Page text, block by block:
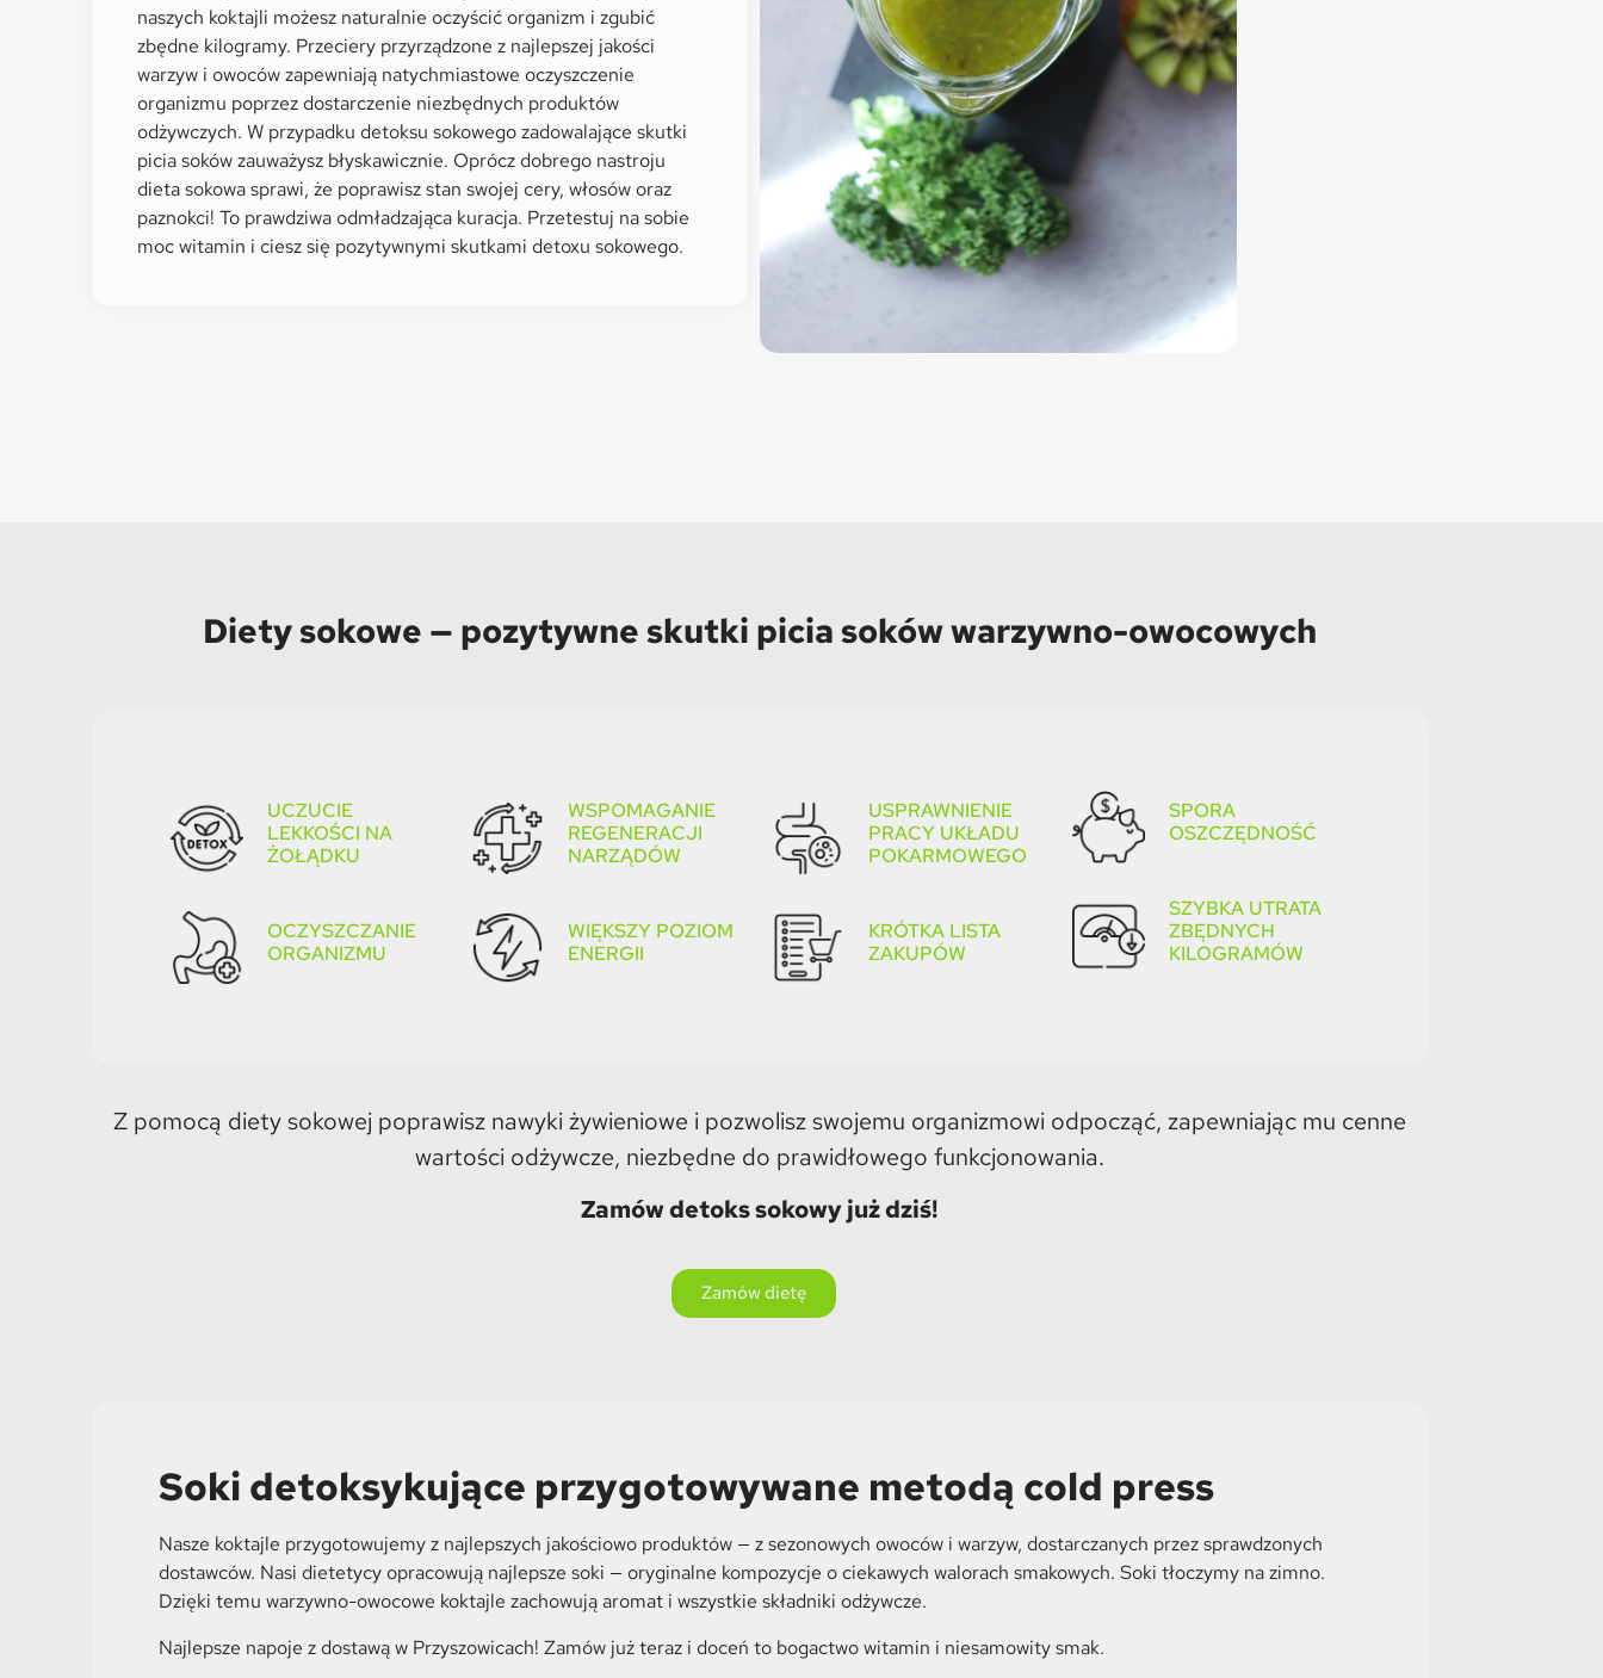
naszych koktajli możesz naturalnie oczyścić organizm i zgubić
zbędne kilogramy. Przeciery przyrządzone z najlepszej jakości
warzyw i owoców zapewniają natychmiastowe oczyszczenie
organizmu poprzez dostarczenie niezbędnych produktów
odżywczych. W przypadku detoksu sokowego zadowalające skutki
picia soków zauważysz błyskawicznie. Oprócz dobrego nastroju
dieta sokowa sprawi, że poprawisz stan swojej cery, włosów oraz
paznokci! To prawdziwa odmładzająca kuracja. Przetestuj na sobie
moc witamin i ciesz się pozytywnymi skutkami detoxu sokowego.
Diety sokowe — pozytywne skutki picia soków warzywno-owocowych
UCZUCIE
LEKKOŚCI NA
ŻOŁĄDKU
OCZYSZCZANIE
ORGANIZMU​
WSPOMAGANIE
REGENERACJI
NARZĄDÓW
WIĘKSZY POZIOM
ENERGII
USPRAWNIENIE
PRACY UKŁADU
POKARMOWEGO
KRÓTKA LISTA
ZAKUPÓW
SPORA
OSZCZĘDNOŚĆ
SZYBKA UTRATA
ZBĘDNYCH
KILOGRAMÓW
Z pomocą diety sokowej poprawisz nawyki żywieniowe i pozwolisz swojemu organizmowi odpocząć, zapewniając mu cenne
wartości odżywcze, niezbędne do prawidłowego funkcjonowania.
Zamów detoks sokowy już dziś!
Zamów dietę
Soki detoksykujące przygotowywane metodą cold press
Nasze koktajle przygotowujemy z najlepszych jakościowo produktów — z sezonowych owoców i warzyw, dostarczanych przez sprawdzonych
dostawców. Nasi dietetycy opracowują najlepsze soki — oryginalne kompozycje o ciekawych walorach smakowych. Soki tłoczymy na zimno.
Dzięki temu warzywno-owocowe koktajle zachowują aromat i wszystkie składniki odżywcze.
Najlepsze napoje z dostawą w Przyszowicach! Zamów już teraz i doceń to bogactwo witamin i niesamowity smak.